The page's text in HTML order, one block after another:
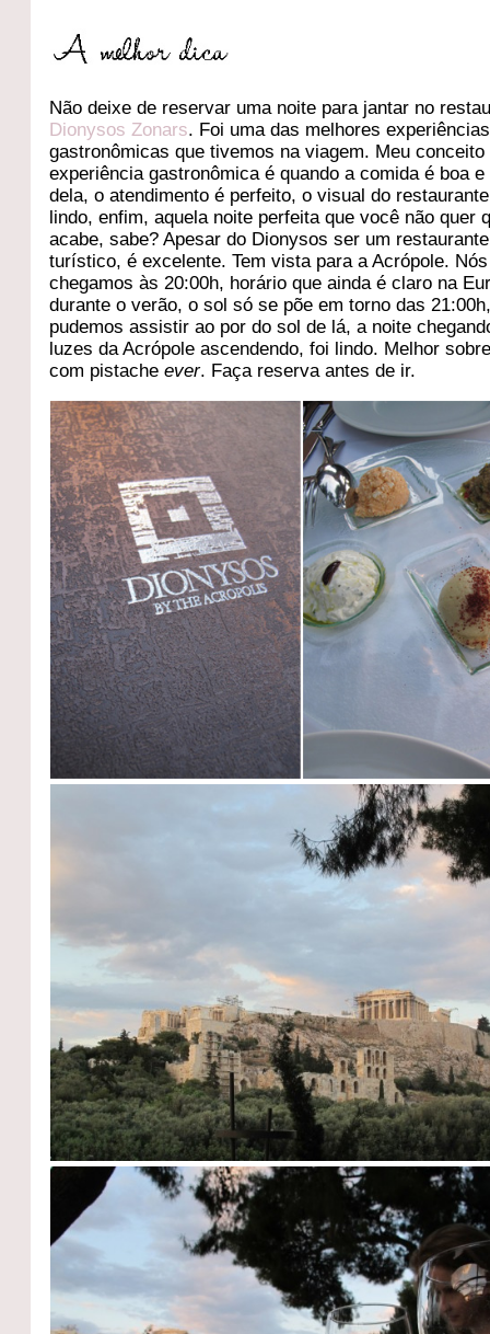
Não deixe de reservar uma noite para jantar no
Dionysos Zonars. Foi uma das melhores experiências
gastronômicas que tivemos na viagem. Meu conceito
experiência gastronômica é quando a comida é boa e
dela, o atendimento é perfeito, o visual do
lindo, enfim, aquela noite perfeita que você não quer
acabe, sabe? Apesar do Dionysos ser um restaurante
turístico, é excelente. Tem vista para a Acrópole. Nós
chegamos às 20:00h, horário que ainda é claro na
durante o verão, o sol só se põe em torno das
pudemos assistir ao por do sol de lá, a noite
luzes da Acrópole ascendendo, foi lindo. Melhor
com pistacheever. Faça reserva antes de ir.